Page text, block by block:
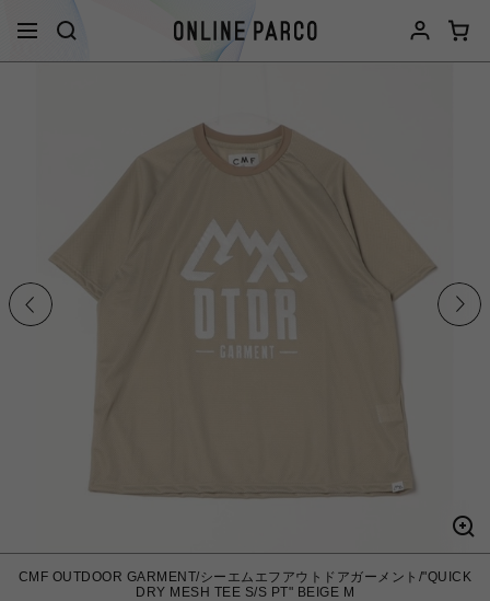
CMF OUTDOOR GARMENT/シーエムエフアウトドアガーメント/"QUICK
DRY MESH TEE S/S PT" BEIGE M